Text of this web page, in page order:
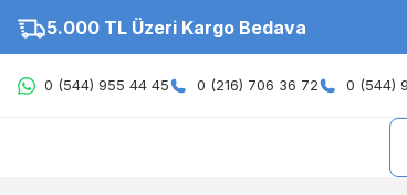
5.000 TL Üzeri Kargo Bedava
0 (544) 955 44 45 0 (216) 706 36 72 0 (544)